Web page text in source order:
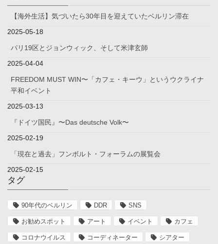
【海外生活】気づいたら30年目を迎えていたベルリン滞在
2025-05-18
パリ19区とジョンウィック、そして米津玄師
2025-04-04
FREEDOM MUST WIN〜「カフェ・キーウ」というウクライナ
平和イベント
2025-03-13
『ドイツ国民』〜Das deutsche Volk〜
2025-02-19
「現在と過去」フンボルト・フォーラムの展覧会
2025-02-15
タグ
90年代のベルリン DDR SNS
お勧めスポット アート イベント カフェ
コロナウイルス コーディネーター シアター